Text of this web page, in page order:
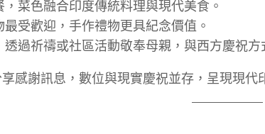
菜色融合印度傳統料理與現代美食。
受歡迎，手作禮物更具紀念價值。
過祈禱或社區活動敬奉母親，與西方慶祝方
感謝訊息，數位與現實慶祝並存，呈現現代